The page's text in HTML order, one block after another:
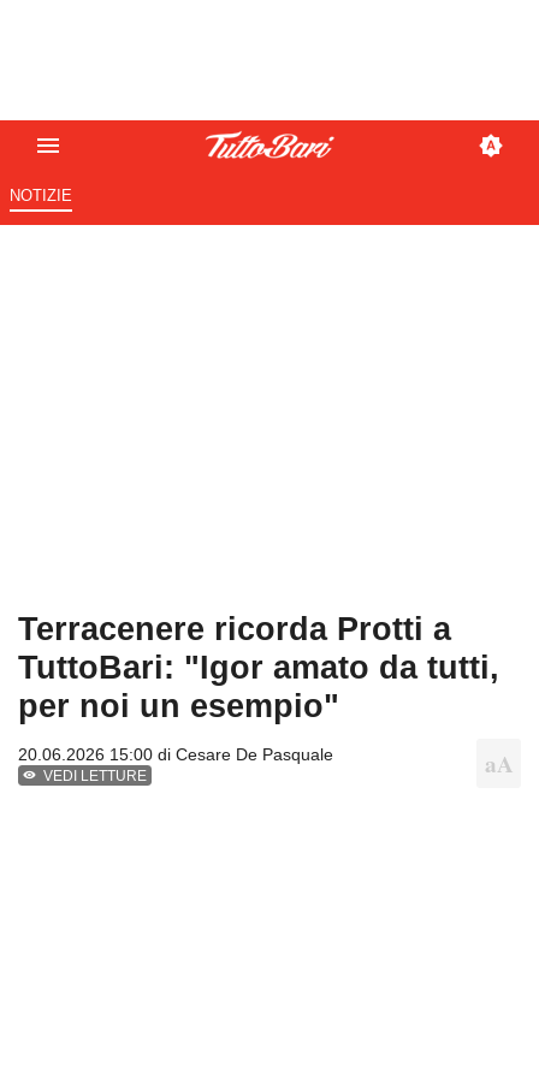
NOTIZIE
Terracenere ricorda Protti a
TuttoBari: "Igor amato da tutti,
per noi un esempio"
20.06.2026 15:00 di Cesare De Pasquale
VEDI LETTURE